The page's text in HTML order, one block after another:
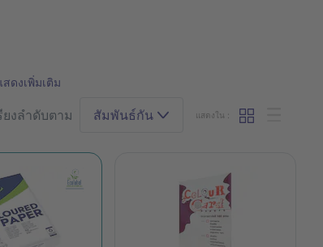
สดงเพิ่มเติม
ยงลำดับตาม สัมพันธ์กัน แสดงใน :